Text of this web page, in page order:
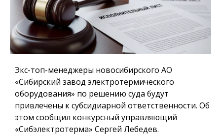
Экс-топ-менеджеры новосибирского АО
«Сибирский завод электротермического
оборудования» по решению суда будут
привлечены к субсидиарной ответственности. Об
этом сообщил конкурсный управляющий
«Сибэлектротерма» Сергей Лебедев.